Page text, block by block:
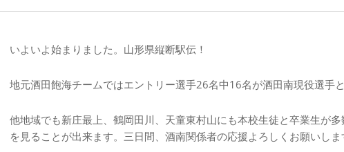
いよいよ始まりました。山形県縦断駅伝！
地元酒田飽海チームではエントリー選手26名中16名が酒田南現役選手
他地域でも新庄最上、鶴岡田川、天童東村山にも本校生徒と卒業生が
を見ることが出来ます。三日間、酒南関係者の応援よろしくお願いしま